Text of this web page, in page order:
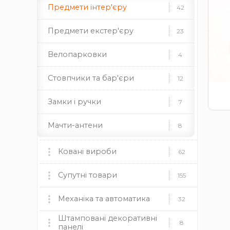
Цифри з металу 49
цифри із нержавійки
Балясини та стійки
Битий квадрат
Декоративні накладки
Предмети інтер'єру 42
Предмети екстер'єру 23
Велопарковки 4
Стовпчики та бар'єри 12
Замки і ручки 7
Мачти-антени 8
Промислові меблі 4
Національна символіка 8
Ковані вироби 62
Ковані ворота 9
Ковані огорожі 12
Ковані навіси 8
Супутні товари 155
Пластикові заглушки 37
круглі прямокутні квадратні
Механіка та автоматика 32
Механіка 19
Штамповані декоративні
панелі
8